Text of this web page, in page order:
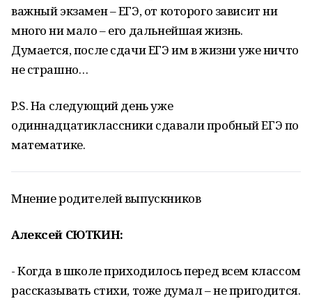
важный экзамен – ЕГЭ, от которого зависит ни
много ни мало – его дальнейшая жизнь.
Думается, после сдачи ЕГЭ им в жизни уже ничто
не страшно…
P.S. На следующий день уже
одиннадцатиклассники сдавали пробный ЕГЭ по
математике.
Мнение родителей выпускников
Алексей СЮТКИН:
- Когда в школе приходилось перед всем классом
рассказывать стихи, тоже думал – не пригодится.